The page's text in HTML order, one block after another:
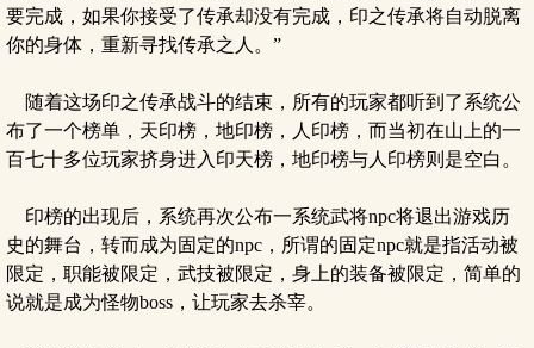
要完成，如果你接受了传承却没有完成，印之传承将自动脱离
你的身体，重新寻找传承之人。”
随着这场印之传承战斗的结束，所有的玩家都听到了系统公
布了一个榜单，天印榜，地印榜，人印榜，而当初在山上的一
百七十多位玩家挤身进入印天榜，地印榜与人印榜则是空白。
印榜的出现后，系统再次公布一系统武将npc将退出游戏历
史的舞台，转而成为固定的npc，所谓的固定npc就是指活动被
限定，职能被限定，武技被限定，身上的装备被限定，简单的
说就是成为怪物boss，让玩家去杀宰。